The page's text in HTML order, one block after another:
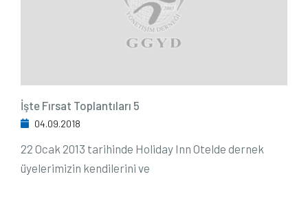
İşte Fırsat Toplantıları 5
04.09.2018
22 Ocak 2013 tarihinde Holiday Inn Otelde dernek
üyelerimizin kendilerini ve